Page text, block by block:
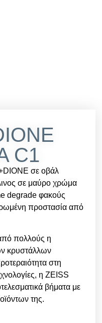
C1
σε οβάλ
σε μαύρο χρώμα
degrade φακούς
προστασία από
πολλούς η
κρυστάλλων
στη
η ZEISS
βήματα με
της.